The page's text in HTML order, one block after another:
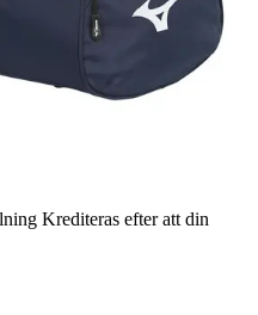
Krediteras efter att din